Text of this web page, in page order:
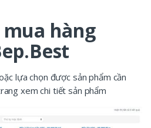
hàng
lựa chọn được sản phẩm cần
xem chi tiết sản phẩm